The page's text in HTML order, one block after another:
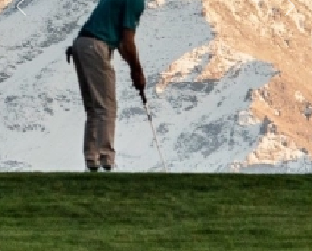
Previous Next